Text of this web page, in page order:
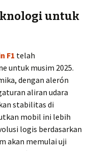
untuk
F1 telah
untuk musim 2025.
dengan alerón
aliran udara
stabilitas di
mobil ini lebih
logis berdasarkan
akan memulai uji